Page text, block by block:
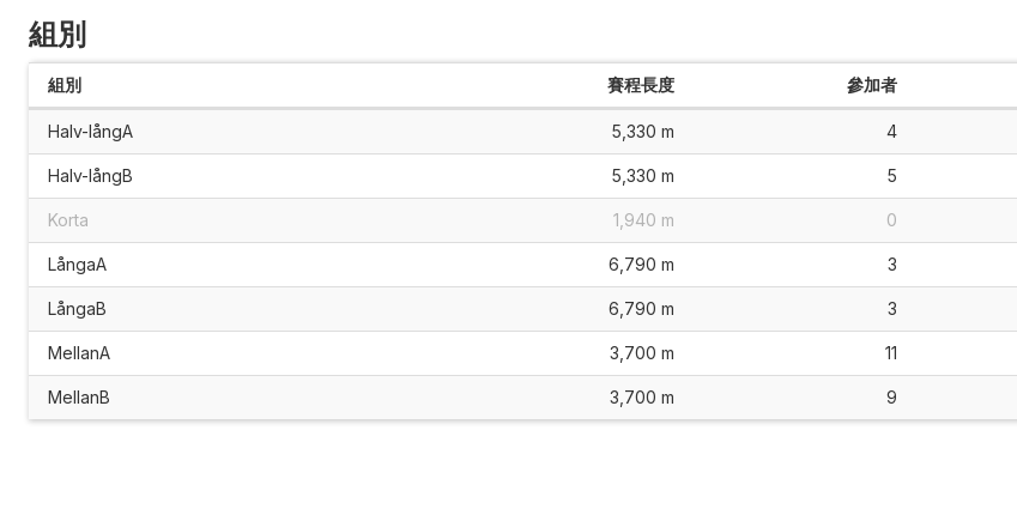
組別
組別 賽程長度 參加者
Halv-långA 5,330 m 4
Halv-långB 5,330 m 5
Korta 1,940 m 0
LångaA 6,790 m 3
LångaB 6,790 m 3
MellanA 3,700 m 11
MellanB 3,700 m 9